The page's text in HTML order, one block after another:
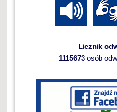
Licznik
1115673osób